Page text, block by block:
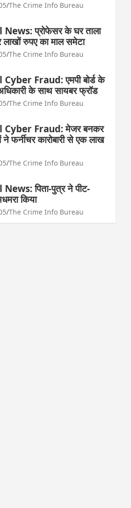
The Crime Info Bureau
प्रोफेसर के घर ताला
रुपए का माल समेटा
The Crime Info Bureau
Fraud: एमपी बोर्ड के
के साथ सायबर फ्रॉड
The Crime Info Bureau
Cyber Fraud: मेजर बनकर
फर्नीचर कारोबारी से एक लाख
The Crime Info Bureau
पिता-पुत्र ने पीट-
किया
The Crime Info Bureau